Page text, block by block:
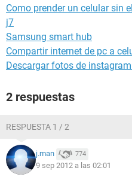
Como prender un celular sin
j7
Samsung smart hub
Compartir internet de pc a
Descargar fotos de
2 respuestas
RESPUESTA 1 / 2
j.man 774
9 sep 2012 a las 02:01